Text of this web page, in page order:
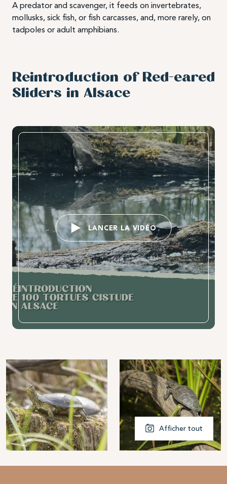
A predator and scavenger, it feeds on invertebrates,
mollusks, sick fish, or fish carcasses, and, more rarely, on
tadpoles or adult amphibians.
Reintroduction of Red-eared
Sliders in Alsace
LANCER LA VIDÉO
Afficher tout